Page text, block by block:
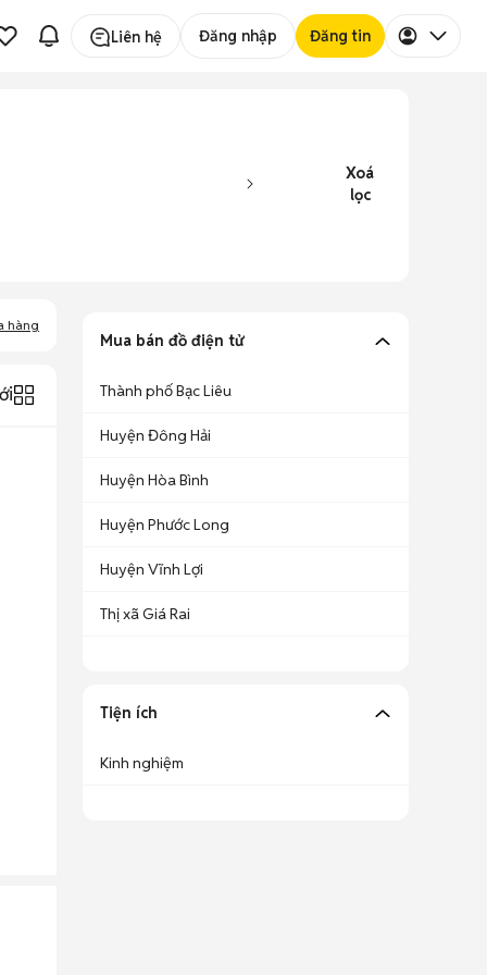
Liên hệ Đăng nhập Đăng tin
Xoá
lọc
hàng
Mua bán đồ điện tử
Thành phố Bạc Liêu
Huyện Đông Hải
Huyện Hòa Bình
Huyện Phước Long
Huyện Vĩnh Lợi
Thị xã Giá Rai
Tiện ích
Kinh nghiệm